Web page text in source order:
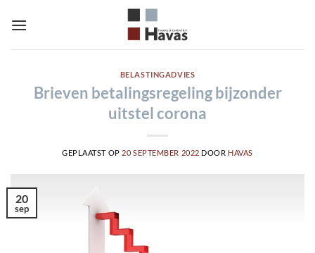
naar
BELASTINGADVIES
Brieven betalingsregeling bijzonder
uitstel corona
GEPLAATST OP 20 SEPTEMBER 2022 DOOR HAVAS
20
sep